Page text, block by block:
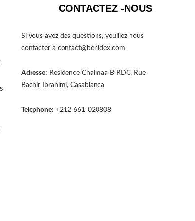
CONTACTEZ -NOUS
Si vous avez des questions, veuillez nous
contacter à contact@benidex.com
Adresse: Residence Chaimaa B RDC, Rue
Bachir Ibrahimi, Casablanca
Telephone: +212 661-020808